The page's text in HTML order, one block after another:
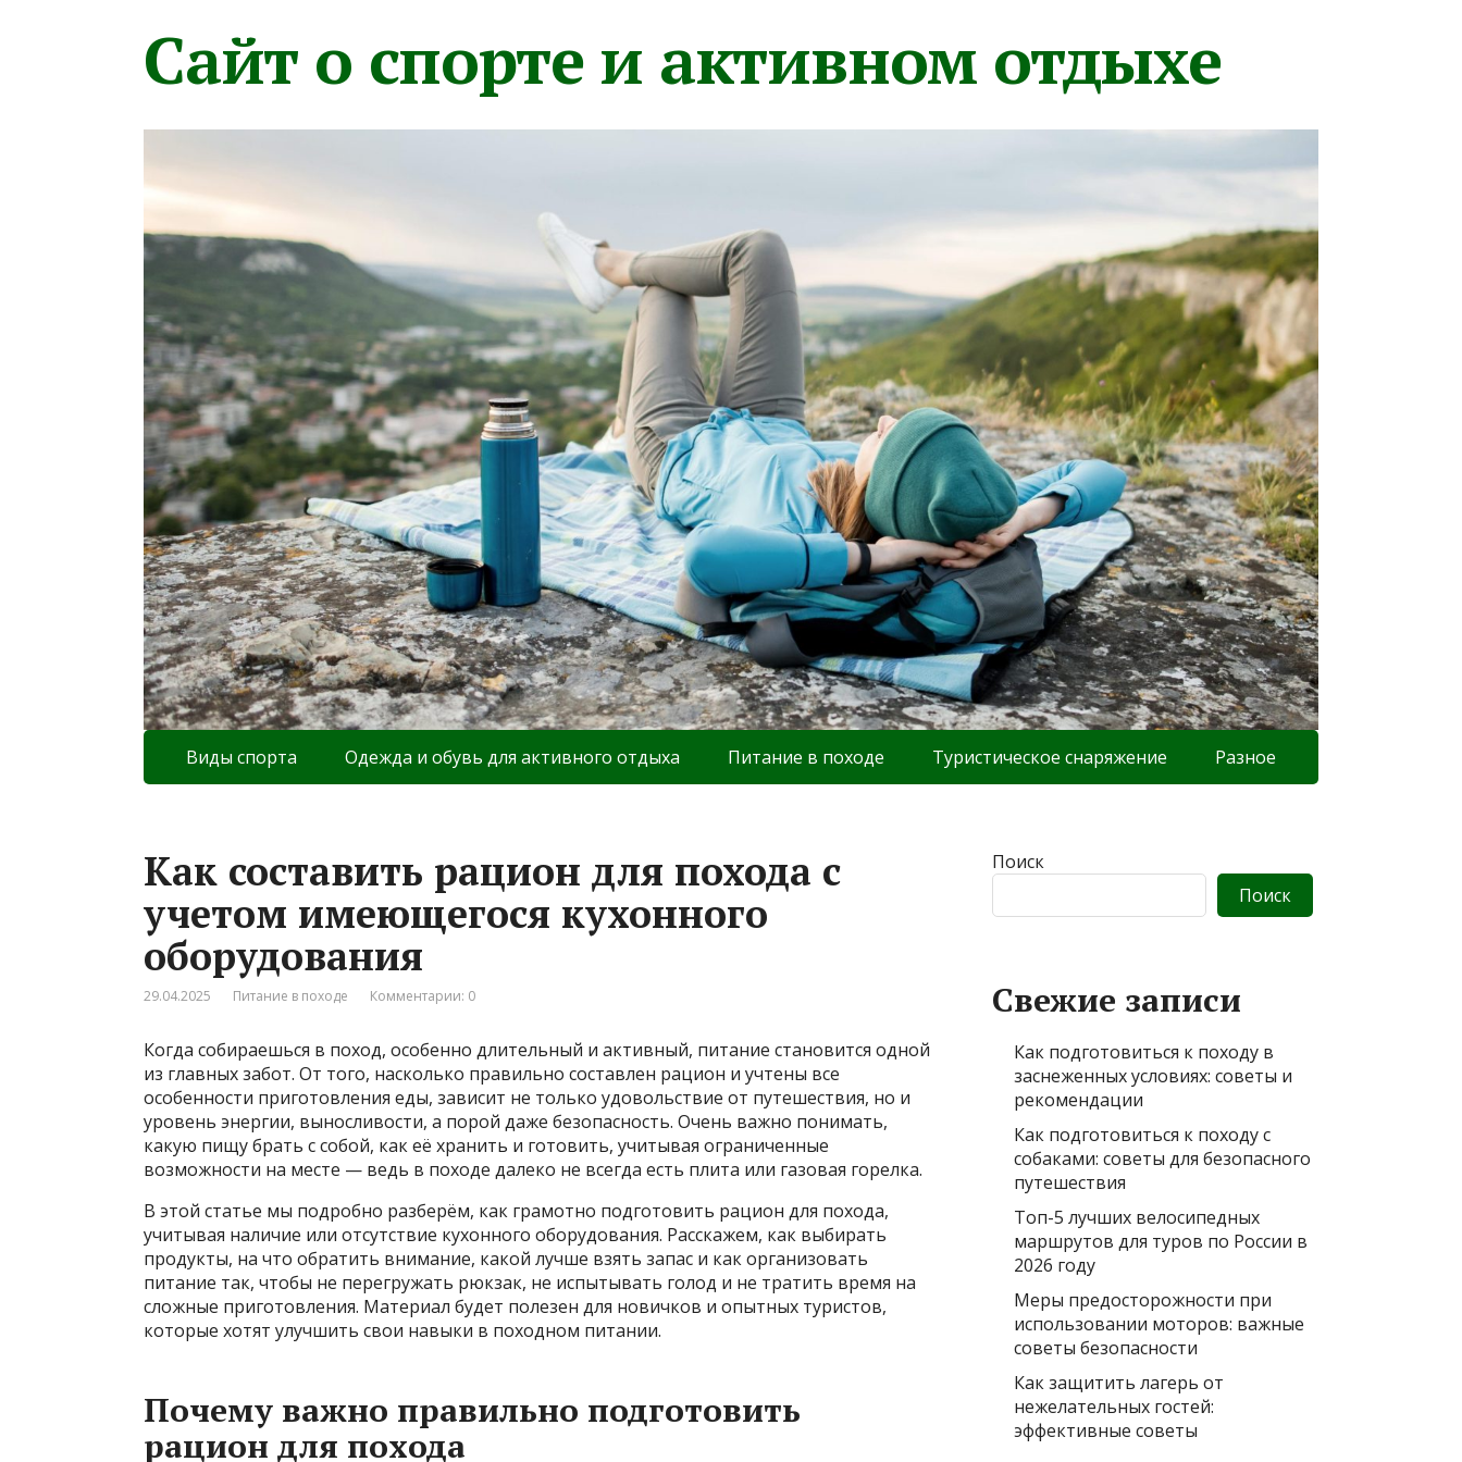
Сайт о спорте и активном отдыхе
Виды спорта Одежда и обувь для активного отдыха Питание в походе Туристическое снаряжение Разное
Как составить рацион для похода с
учетом имеющегося кухонного
оборудования
29.04.2025 Питание в походе Комментарии: 0
Когда собираешься в поход, особенно длительный и активный, питание становится одной
из главных забот. От того, насколько правильно составлен рацион и учтены все
особенности приготовления еды, зависит не только удовольствие от путешествия, но и
уровень энергии, выносливости, а порой даже безопасность. Очень важно понимать,
какую пищу брать с собой, как её хранить и готовить, учитывая ограниченные
возможности на месте — ведь в походе далеко не всегда есть плита или газовая горелка.
В этой статье мы подробно разберём, как грамотно подготовить рацион для похода,
учитывая наличие или отсутствие кухонного оборудования. Расскажем, как выбирать
продукты, на что обратить внимание, какой лучше взять запас и как организовать
питание так, чтобы не перегружать рюкзак, не испытывать голод и не тратить время на
сложные приготовления. Материал будет полезен для новичков и опытных туристов,
которые хотят улучшить свои навыки в походном питании.
Почему важно правильно подготовить
рацион для похода
Поиск
Поиск
Свежие записи
Как подготовиться к походу в
заснеженных условиях: советы и
рекомендации
Как подготовиться к походу с
собаками: советы для безопасного
путешествия
Топ-5 лучших велосипедных
маршрутов для туров по России в
2026 году
Меры предосторожности при
использовании моторов: важные
советы безопасности
Как защитить лагерь от
нежелательных гостей:
эффективные советы